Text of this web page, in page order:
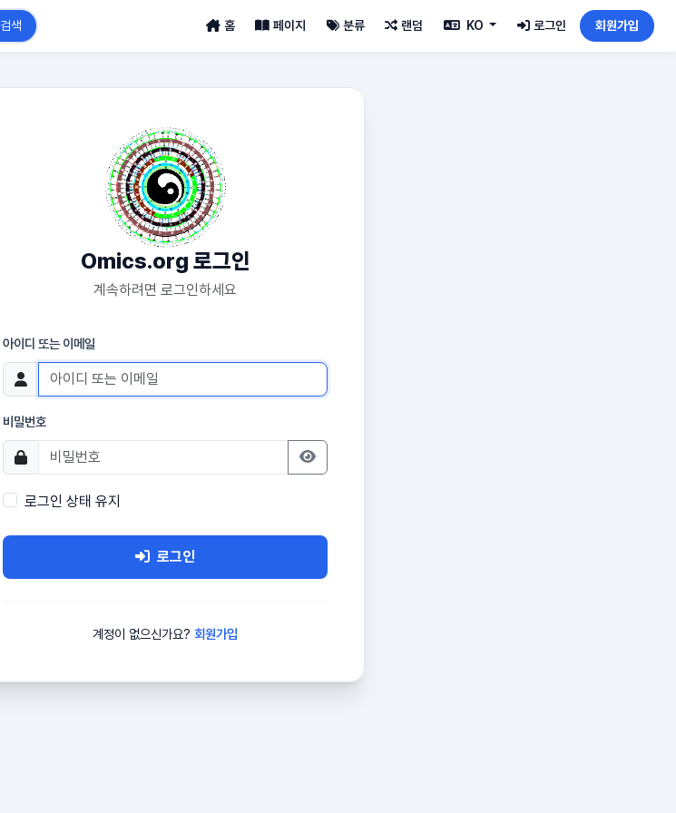
검색 홈 페이지 분류 랜덤 KO 로그인 회원가입
Omics.org 로그인
계속하려면 로그인하세요
아이디 또는 이메일
비밀번호
로그인 상태 유지
로그인
계정이 없으신가요? 회원가입